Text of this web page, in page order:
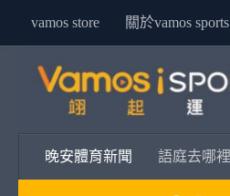
vamos store 關於vamos sports
晚安體育新聞 語庭去哪裡